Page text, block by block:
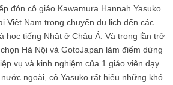
đón cô giáo Kawamura Hannah Yasuko.
Việt Nam trong chuyến du lịch đến các
học tiếng Nhật ở Châu Á. Và trong lần trở
Hà Nội và GotoJapan làm điểm dừng
vụ và kinh nghiệm của 1 giáo viên dạy
ngoài, cô Yasuko rất hiểu những khó